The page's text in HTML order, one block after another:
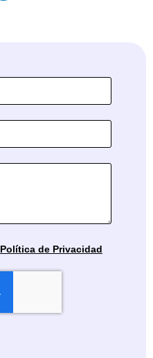
Política de Privacidad